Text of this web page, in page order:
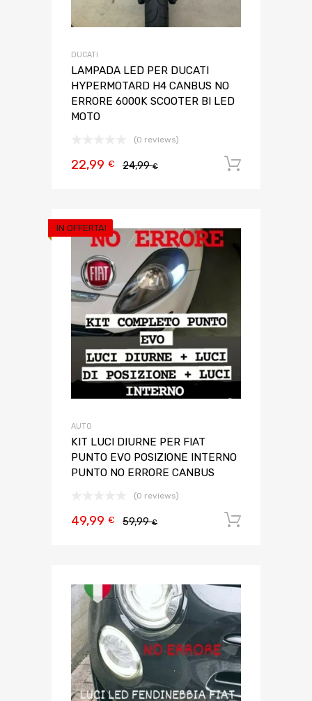
DUCATI
LAMPADA LED PER DUCATI
HYPERMOTARD H4 CANBUS NO
ERRORE 6000K SCOOTER BI LED
MOTO
(0 reviews)
24,99€
22,99 €
IN OFFERTA!
AUTO
KIT LUCI DIURNE PER FIAT
PUNTO EVO POSIZIONE INTERNO
PUNTO NO ERRORE CANBUS
(0 reviews)
59,99€
49,99 €